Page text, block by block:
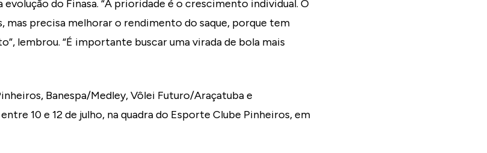
do Finasa. “A prioridade é o crescimento individual. O
mas precisa melhorar o rendimento do saque, porque tem
lembrou. “É importante buscar uma virada de bola mais
Banespa/Medley, Vôlei Futuro/Araçatuba e
10 e 12 de julho, na quadra do Esporte Clube Pinheiros, em